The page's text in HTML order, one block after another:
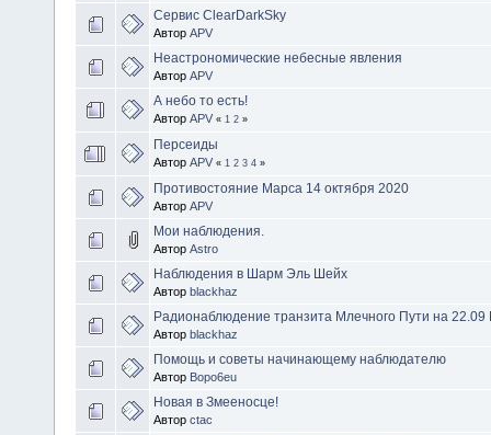
Сервис ClearDarkSky
Автор APV
Неастрономические небесные явления
Автор APV
А небо то есть!
Автор APV « 1 2 »
Персеиды
Автор APV « 1 2 3 4 »
Противостояние Марса 14 октября 2020
Автор APV
Мои наблюдения.
Автор Astro
Наблюдения в Шарм Эль Шейх
Автор blackhaz
Радионаблюдение транзита Млечного Пути на
Автор blackhaz
Помощь и советы начинающему наблюдателю
Автор Bopo6eu
Новая в Змееносце!
Автор ctac